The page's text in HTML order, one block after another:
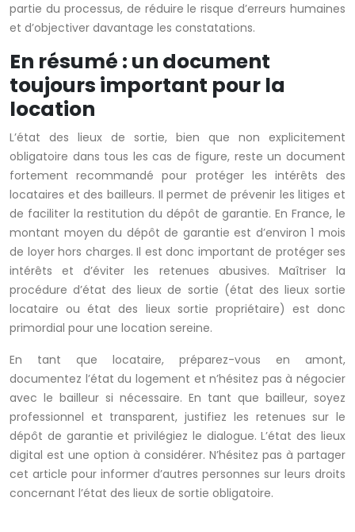
partie du processus, de réduire le risque d’erreurs humaines
et d’objectiver davantage les constatations.
En résumé : un document
toujours important pour la
location
L’état des lieux de sortie, bien que non explicitement
obligatoire dans tous les cas de figure, reste un document
fortement recommandé pour protéger les intérêts des
locataires et des bailleurs. Il permet de prévenir les litiges et
de faciliter la restitution du dépôt de garantie. En France, le
montant moyen du dépôt de garantie est d’environ 1 mois
de loyer hors charges. Il est donc important de protéger ses
intérêts et d’éviter les retenues abusives. Maîtriser la
procédure d’état des lieux de sortie (état des lieux sortie
locataire ou état des lieux sortie propriétaire) est donc
primordial pour une location sereine.
En tant que locataire, préparez-vous en amont,
documentez l’état du logement et n’hésitez pas à négocier
avec le bailleur si nécessaire. En tant que bailleur, soyez
professionnel et transparent, justifiez les retenues sur le
dépôt de garantie et privilégiez le dialogue. L’état des lieux
digital est une option à considérer. N’hésitez pas à partager
cet article pour informer d’autres personnes sur leurs droits
concernant l’état des lieux de sortie obligatoire.